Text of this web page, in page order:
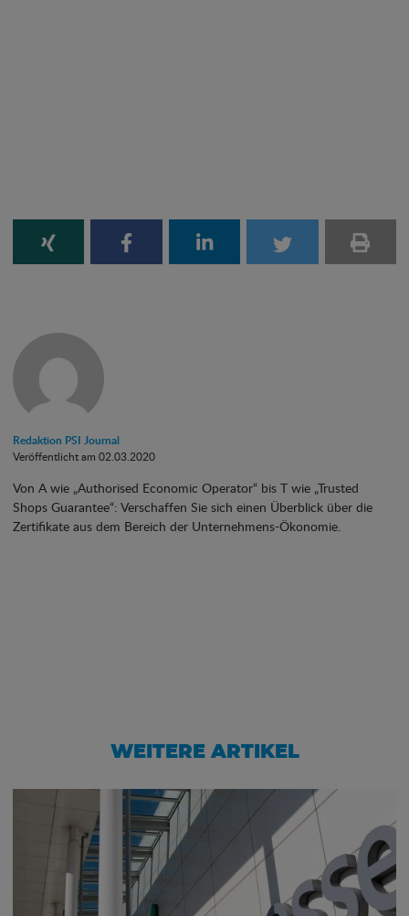
Redaktion PSI Journal
Veröffentlicht am 02.03.2020
Von A wie „Authorised Economic Operator“ bis T wie „Trusted
Shops Guarantee“: Verschaffen Sie sich einen Überblick über die
Zertifikate aus dem Bereich der Unternehmens-Ökonomie.
WEITERE ARTIKEL